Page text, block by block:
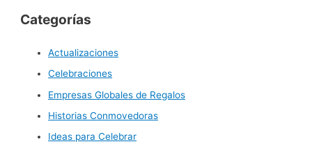
Categorías
Actualizaciones
Celebraciones
Empresas Globales de Regalos
Historias Conmovedoras
Ideas para Celebrar